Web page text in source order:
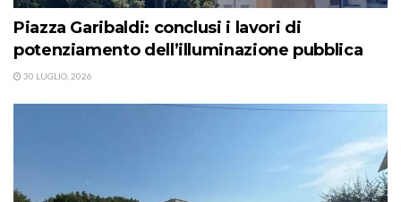
Piazza Garibaldi: conclusi i lavori di
potenziamento dell’illuminazione pubblica
30 LUGLIO, 2026